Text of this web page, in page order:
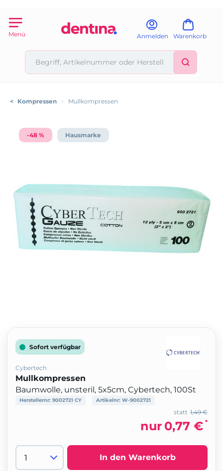
Menü Anmelden Warenkorb
< Kompressen > Mullkompressen
-48 % Hausmarke
Sofort verfügbar
Cybertech
Mullkompressen
Baumwolle, unsteril, 5x5cm, Cybertech, 100St
Herstellernr: 9002721 CY Artikelnr: W-9002721
1,49 €
statt
nur 0,77 € *
In den Warenkorb